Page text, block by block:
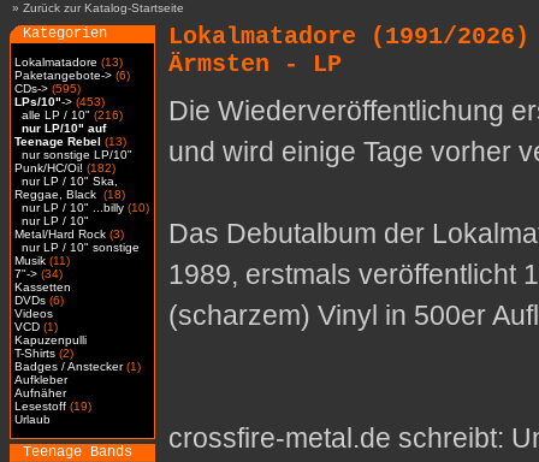
» Zurück zur Katalog-Startseite
Kategorien
Lokalmatadore (13)
Paketangebote-> (6)
CDs-> (595)
LPs/10"-> (453)
alle LP / 10" (216)
nur LP/10" auf
Teenage Rebel (13)
nur sonstige LP/10"
Punk/HC/Oi! (182)
nur LP / 10" Ska,
Reggae, Black (18)
nur LP / 10" ...billy (10)
nur LP / 10"
Metal/Hard Rock (3)
nur LP / 10" sonstige
Musik (11)
7"-> (34)
Kassetten
DVDs (6)
Videos
VCD (1)
Kapuzenpulli
T-Shirts (2)
Badges / Anstecker(1)
Aufkleber
Aufnäher
Lesestoff (19)
Urlaub
Teenage Bands
Lokalmatadore (1991/
Ärmsten - LP
Die Wiederveröffentlichung
und wird einige Tage vorher
Das Debutalbum der
1989, erstmals veröffentlicht
(scharzem) Vinyl in 500er
crossfire-metal.de schreibt: